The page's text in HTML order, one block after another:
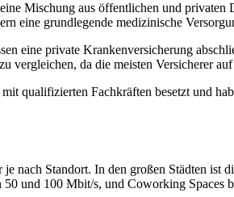
Mischung aus öffentlichen und
eine grundlegende medizinische
eine private Krankenversicherung
da die meisten Versicherer
qualifizierten Fachkräften besetzt und
nach Standort. In den großen Städten
und 100 Mbit/s, und Coworking Spaces